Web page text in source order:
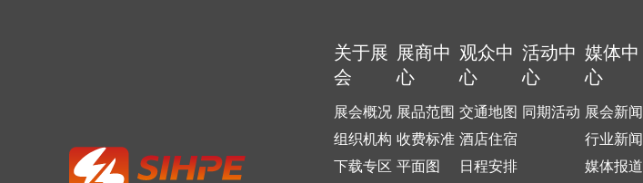
关于展
会
展会概况
组织机构
下载专区
展商中
心
展品范围
收费标准
平面图
观众中
心
交通地图
酒店住宿
日程安排
活动中
心
同期活动
媒体中
心
展会新闻
行业新闻
媒体报道